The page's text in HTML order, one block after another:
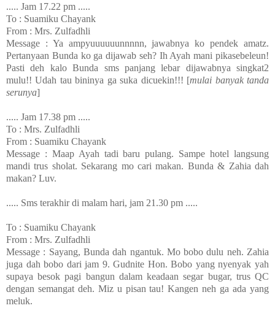
..... Jam 17.22 pm .....
To : Suamiku Chayank
From : Mrs. Zulfadhli
Message : Ya ampyuuuuuunnnnn, jawabnya ko pendek amatz.
Pertanyaan Bunda ko ga dijawab seh? Ih Ayah mani pikasebeleun!
Pasti deh kalo Bunda sms panjang lebar dijawabnya singkat2
mulu!! Udah tau bininya ga suka dicuekin!!! [mulai banyak tanda
serunya]
..... Jam 17.38 pm .....
To : Mrs. Zulfadhli
From : Suamiku Chayank
Message : Maap Ayah tadi baru pulang. Sampe hotel langsung
mandi trus sholat. Sekarang mo cari makan. Bunda & Zahia dah
makan? Luv.
..... Sms terakhir di malam hari, jam 21.30 pm .....
To : Suamiku Chayank
From : Mrs. Zulfadhli
Message : Sayang, Bunda dah ngantuk. Mo bobo dulu neh. Zahia
juga dah bobo dari jam 9. Gudnite Hon. Bobo yang nyenyak yah
supaya besok pagi bangun dalam keadaan segar bugar, trus QC
dengan semangat deh. Miz u pisan tau! Kangen neh ga ada yang
meluk.